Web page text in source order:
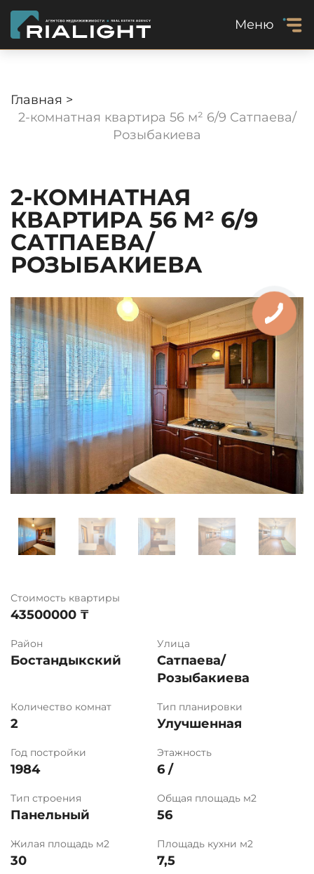
Меню
Главная >
2-комнатная квартира 56 м² 6/9 Сатпаева/
Розыбакиева
2-КОМНАТНАЯ
КВАРТИРА 56 М² 6/9
САТПАЕВА/
РОЗЫБАКИЕВА
Стоимость квартиры
43500000 ₸
Район
Бостандыкский
Улица
Сатпаева/
Розыбакиева
Количество комнат
2
Тип планировки
Улучшенная
Год постройки
1984
Этажность
6 /
Тип строения
Панельный
Общая площадь м2
56
Жилая площадь м2
30
Площадь кухни м2
7,5